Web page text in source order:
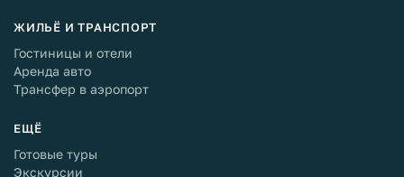
ЖИЛЬЁ И ТРАНСПОРТ
Гостиницы и отели
Аренда авто
Трансфер в аэропорт
ЕЩЁ
Готовые туры
Экскурсии